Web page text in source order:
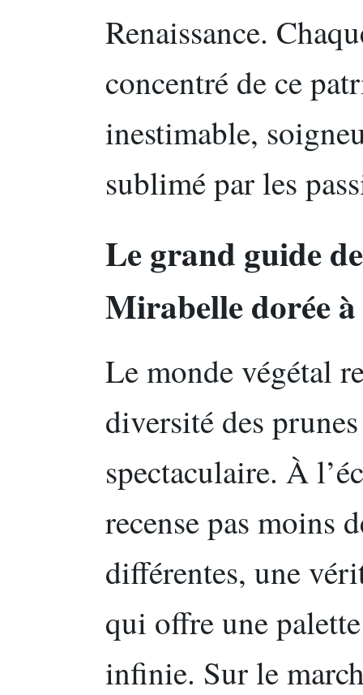
Renaissance.
concentré de ce
inestimable,
sublimé par les
Le grand guide
Mirabelle dorée
Le monde végétal
diversité des
spectaculaire. À
recense pas moins
différentes, une
qui offre une
infinie. Sur le